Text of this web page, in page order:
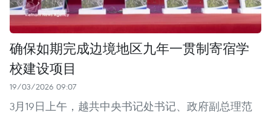
确保如期完成边境地区九年一贯制寄宿学
校建设项目
19/03/2026 09:07
3月19日上午，越共中央书记处书记、政府副总理范